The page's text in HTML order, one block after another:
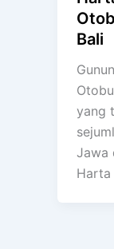
Bali
yang
Jawa